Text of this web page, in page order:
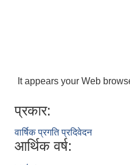
It appears your Web
प्रकार:
वार्षिक प्रगति प्रदिवेदन
आर्थिक वर्ष: